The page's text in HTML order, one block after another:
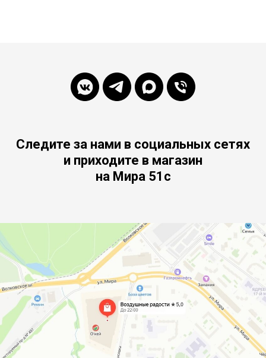
Следите за нами в социальных сетях
и приходите в магазин
на Мира 51с